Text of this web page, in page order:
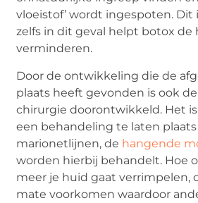
vloeistof’ wordt ingespoten. Dit
zelfs in dit geval helpt botox de
verminderen.
Door de ontwikkeling die de
plaats heeft gevonden is ook
chirurgie doorontwikkeld. Het
een behandeling te laten
marionetlijnen, de hangende
worden hierbij behandelt. Hoe
meer je huid gaat verrimpelen,
mate voorkomen waardoor